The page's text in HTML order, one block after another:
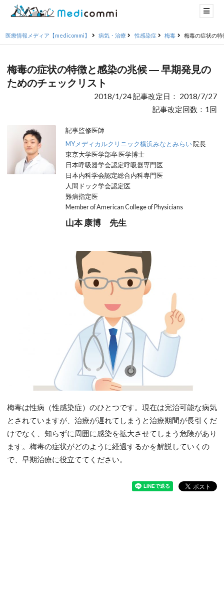
医療情報メディア【medicommi】 病気・治療 性感染症 梅毒 梅毒の症状の
梅毒の症状の特徴と感染の兆候 ― 早期発見の
ためのチェックリスト
2018/1/24 記事改定日： 2018/7/27
記事改定回数：1回
記事監修医師
MYメディカルクリニック横浜みなとみらい院長
東京大学医学部卒 医学博士
日本呼吸器学会認定呼吸器専門医
日本内科学会認定総合内科専門医
人間ドック学会認定医
難病指定医
Member of American College of Physicians
山本 康博 先生
梅毒は性病（性感染症）のひとつです。現在は完治可能な病気
とされていますが、治療が遅れてしまうと治療期間が長引くだ
けでなく、知らずに周囲に感染を拡大させてしまう危険があり
ます。梅毒の症状がどのように経過するかを解説していくの
で、早期治療に役立ててください。